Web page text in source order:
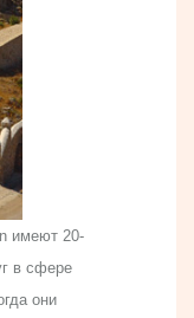
имеют 20-
в сфере
они